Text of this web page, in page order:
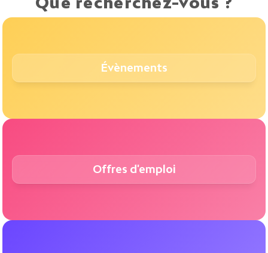
Évènements
Offres d'emploi